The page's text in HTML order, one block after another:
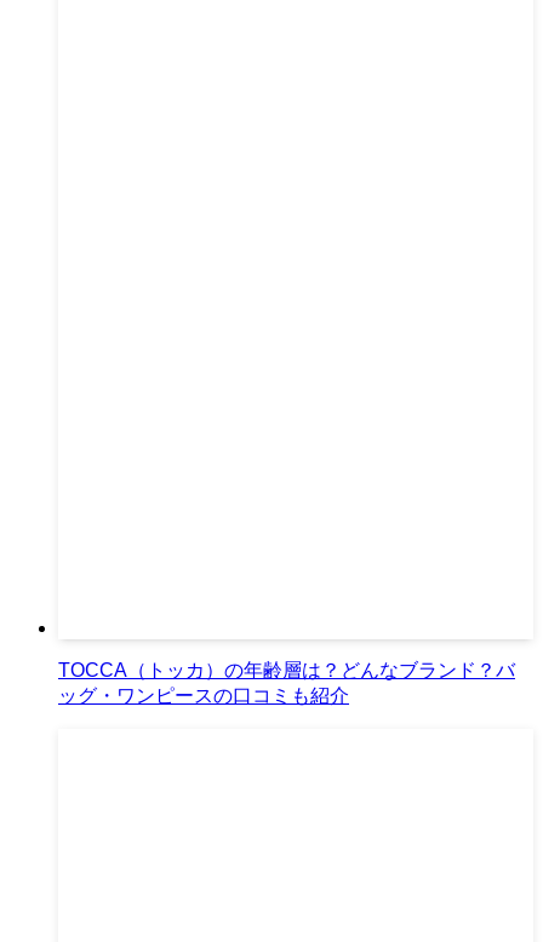
TOCCA（トッカ）の年齢層は？どんなブランド？バ
ッグ・ワンピースの口コミも紹介